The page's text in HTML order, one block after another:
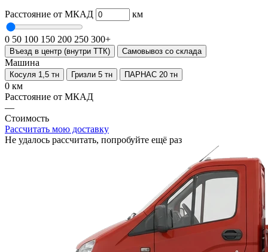
Расстояние от МКАД км
0 50 100 150 200 250 300+
Въезд в центр (внутри ТТК) Самовывоз со склада
Машина
Косуля 1,5 тн Гризли 5 тн ПАРНАС 20 тн
0 км
Расстояние от МКАД
—
Стоимость
Рассчитать мою доставку
Не удалось рассчитать, попробуйте ещё раз